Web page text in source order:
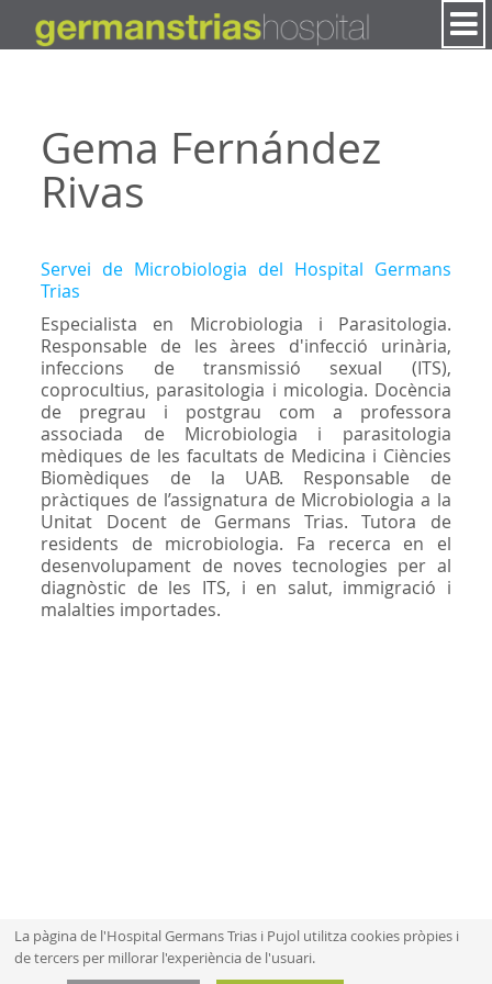
Gema Fernández
Rivas
Servei de Microbiologia del Hospital Germans
Trias
Especialista en Microbiologia i Parasitologia.
Responsable de les àrees d'infecció urinària,
infeccions de transmissió sexual (ITS),
coprocultius, parasitologia i micologia. Docència
de pregrau i postgrau com a professora
associada de Microbiologia i parasitologia
mèdiques de les facultats de Medicina i Ciències
Biomèdiques de la UAB. Responsable de
pràctiques de l’assignatura de Microbiologia a la
Unitat Docent de Germans Trias. Tutora de
residents de microbiologia. Fa recerca en el
desenvolupament de noves tecnologies per al
diagnòstic de les ITS, i en salut, immigració i
malalties importades.
La pàgina de l'Hospital Germans Trias i Pujol utilitza cookies pròpies i
de tercers per millorar l'experiència de l'usuari.